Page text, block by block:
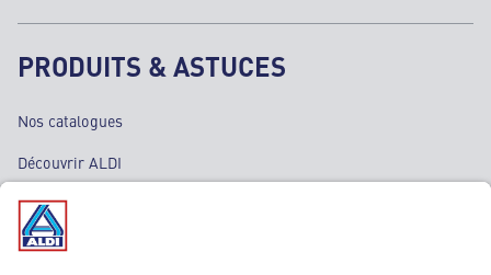
PRODUITS & ASTUCES
Nos catalogues
Découvrir ALDI
Nos bons plans
Nos rayons